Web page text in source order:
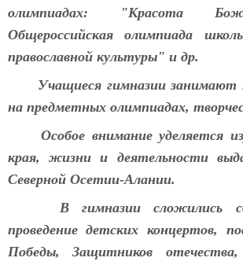
олимпиадах: "Красота
Общероссийская олимпиада
православной культуры" и др.
Учащиеся гимназии занимают
на предметных олимпиадах,
Особое внимание уделяется
края, жизни и деятельности
Северной Осетии-Алании.
В гимназии сложились
проведение детских концертов,
Победы, Защитников